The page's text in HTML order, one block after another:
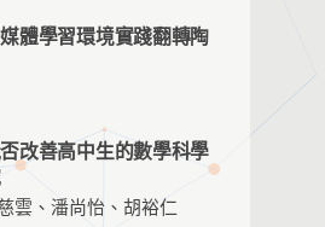
體學習環境實踐翻轉陶
改善高中生的數學科學
雲、潘尚怡、胡裕仁